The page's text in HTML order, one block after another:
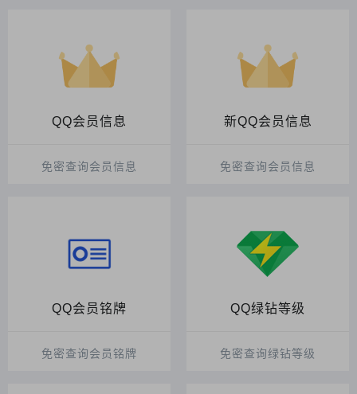
QQ会员信息
免密查询会员信息
新QQ会员信息
免密查询会员信息
QQ会员铭牌
免密查询会员铭牌
QQ绿钻等级
免密查询绿钻等级